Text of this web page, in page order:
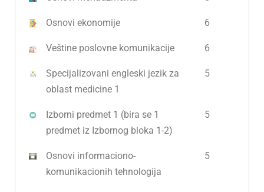
Osnovi ekonomije 6
Veštine poslovne komunikacije 6
Specijalizovani engleski jezik za
oblast medicine 1
5
Izborni predmet 1 (bira se 1
predmet iz Izbornog bloka 1-2)
5
Osnovi informaciono-
komunikacionih tehnologija
5